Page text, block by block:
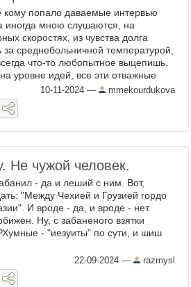
попало даваемые интервью
иногда мною слушаются, на
скоростях, из чувства долга
за среднебольничной температурой,
что-то любопытное выцепишь.
уровне идей, все эти отважные
на католические территории
10-11-2024 — mmekourdukova
Не чужой человек.
- да и леший с ним. Вот,
"Между Чехией и Грузией гордо
И вроде - да, и вроде - нет.
Ну, с забаненого взятки
- "иезуиты" по сути, и шиш
22-09-2024 — razmysl